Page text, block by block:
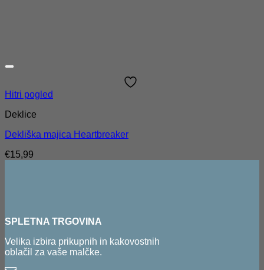
Hitri pogled
Deklice
Dekliška majica Heartbreaker
€15,99
SPLETNA TRGOVINA
Velika izbira prikupnih in kakovostnih
oblačil za vaše malčke.